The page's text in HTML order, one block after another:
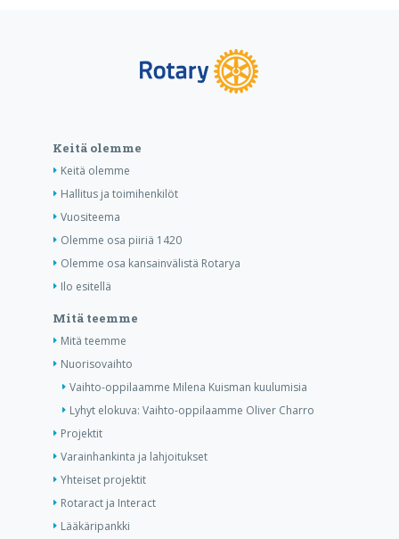
Keitä olemme
Keitä olemme
Hallitus ja toimihenkilöt
Vuositeema
Olemme osa piiriä 1420
Olemme osa kansainvälistä Rotarya
Ilo esitellä
Mitä teemme
Mitä teemme
Nuorisovaihto
Vaihto-oppilaamme Milena Kuisman kuulumisia
Lyhyt elokuva: Vaihto-oppilaamme Oliver Charro
Projektit
Varainhankinta ja lahjoitukset
Yhteiset projektit
Rotaract ja Interact
Lääkäripankki